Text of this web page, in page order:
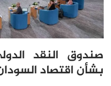
صندوق النقد
بشأن اقتصاد